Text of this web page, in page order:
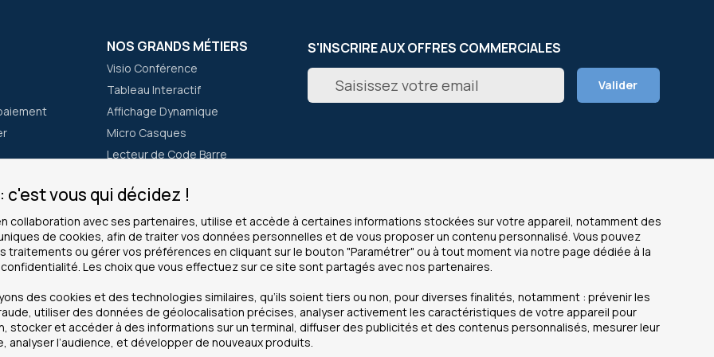
c'est vous qui décidez !
collaboration avec ses partenaires, utilise et accède à certaines informations stockées sur votre appareil, notamment des
de cookies, afin de traiter vos données personnelles et de vous proposer un contenu personnalisé. Vous pouvez
traitements ou gérer vos préférences en cliquant sur le bouton "Paramétrer" ou à tout moment via notre page dédiée à la
Les choix que vous effectuez sur ce site sont partagés avec nos partenaires.
des cookies et des technologies similaires, qu’ils soient tiers ou non, pour diverses finalités, notamment : prévenir les
utiliser des données de géolocalisation précises, analyser activement les caractéristiques de votre appareil pour
stocker et accéder à des informations sur un terminal, diffuser des publicités et des contenus personnalisés, mesurer leur
analyser l’audience, et développer de nouveaux produits.
NOS GRANDS MÉTIERS
Visio Conférence
Tableau Interactif
Affichage Dynamique
Micro Casques
Lecteur de Code Barre
?
CLIENTS PROS
Service grands comptes
Modes de paiement
La garantie pro
Revendeurs
S'INSCRIRE AUX OFFRES COMMERCIALES
Inscription
notre
Valider
INFOS
Cookies
Mentions légales
CGV
Plan de site
Recherches courantes
NOS SITES
OfficeEasy France
OfficeEasy Belgium
OfficeEasy Spain